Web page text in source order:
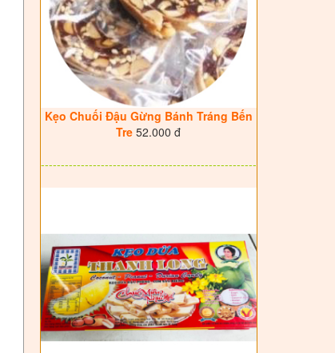
Kẹo Chuối Đậu Gừng Bánh Tráng Bến
Tre 52.000 đ
------------------------------------------------------